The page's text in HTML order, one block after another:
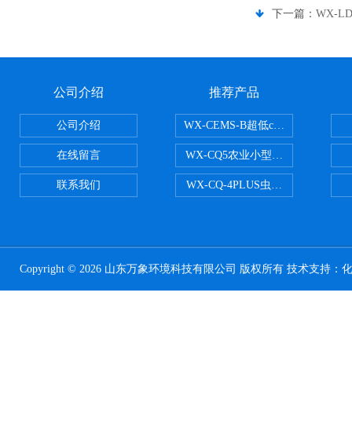
下一篇： WX-
公司介绍
公司介绍
在线留言
联系我们
推荐产品
WX-CEMS-B超低cems烟气监测系
WX-CQ5农业小型气象站
WX-CQ-4PLUS虫情测报灯
Copyright © 2026 山东万象环境科技有限公司 版权所有 技术支持：